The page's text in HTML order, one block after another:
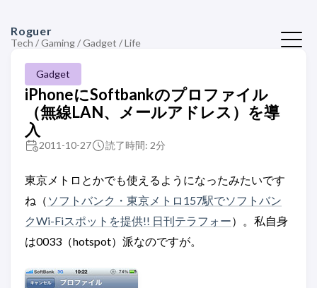
Roguer
Tech / Gaming / Gadget / Life
Gadget
iPhoneにSoftbankのプロファイル
（無線LAN、メールアドレス）を導
入
2011-10-27 読了時間: 2分
東京メトロとかでも使えるようになったみたいです
ね（ ソフトバンク・東京メトロ157駅でソフトバン
クWi-Fiスポットを提供!! 日刊テラフォー）。私自身
は0033（hotspot）派なのですが。